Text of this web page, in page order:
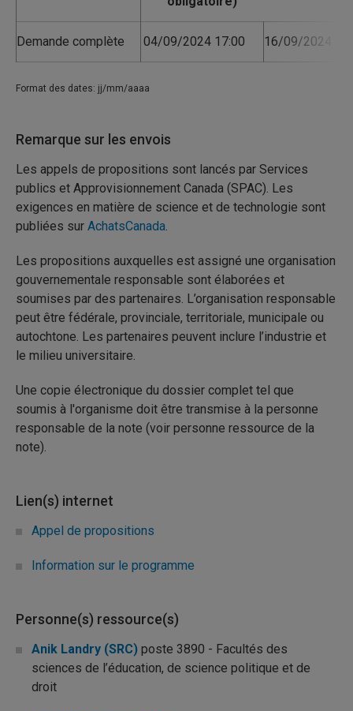
Demande complète 04/09/2024 17:00 16/09/2024
Format des dates: jj/mm/aaaa
Remarque sur les envois
Les appels de propositions sont lancés par Services
publics et Approvisionnement Canada (SPAC). Les
exigences en matière de science et de technologie sont
publiées sur AchatsCanada.
Les propositions auxquelles est assigné une organisation
gouvernementale responsable sont élaborées et
soumises par des partenaires. L’organisation responsable
peut être fédérale, provinciale, territoriale, municipale ou
autochtone. Les partenaires peuvent inclure l’industrie et
le milieu universitaire.
Une copie électronique du dossier complet tel que
soumis à l'organisme doit être transmise à la personne
responsable de la note (voir personne ressource de la
note).
Lien(s) internet
Appel de propositions
Information sur le programme
Personne(s) ressource(s)
Anik Landry (SRC) poste 3890 - Facultés des
sciences de l’éducation, de science politique et de
droit